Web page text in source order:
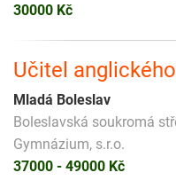
30000 Kč
Učitel
Mladá Boleslav
Boleslavská soukromá
Gymnázium, s.r.o.
37000 - 49000 Kč